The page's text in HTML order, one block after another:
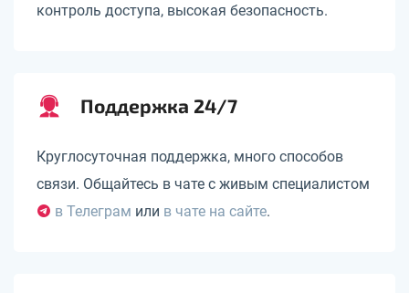
контроль доступа, высокая безопасность.
Поддержка 24/7
Круглосуточная поддержка, много способов
связи. Общайтесь в чате с живым специалистом
в Телеграм или в чате на сайте.